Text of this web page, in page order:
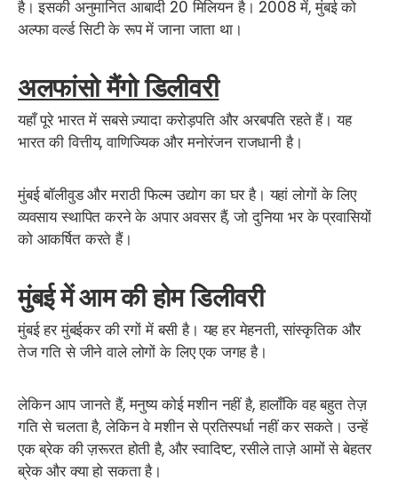
है। इसकी अनुमानित आबादी 20 मिलियन है। 2008 में, मुंबई को
अल्फा वर्ल्ड सिटी के रूप में जाना जाता था।
अलफांसो मैंगो डिलीवरी
यहाँ पूरे भारत में सबसे ज़्यादा करोड़पति और अरबपति रहते हैं। यह
भारत की वित्तीय, वाणिज्यिक और मनोरंजन राजधानी है।
मुंबई बॉलीवुड और मराठी फिल्म उद्योग का घर है। यहां लोगों के लिए
व्यवसाय स्थापित करने के अपार अवसर हैं, जो दुनिया भर के प्रवासियों
को आकर्षित करते हैं।
मुंबई में आम की होम डिलीवरी
मुंबई हर मुंबईकर की रगों में बसी है। यह हर मेहनती, सांस्कृतिक और
तेज गति से जीने वाले लोगों के लिए एक जगह है।
लेकिन आप जानते हैं, मनुष्य कोई मशीन नहीं है, हालाँकि वह बहुत तेज़
गति से चलता है, लेकिन वे मशीन से प्रतिस्पर्धा नहीं कर सकते। उन्हें
एक ब्रेक की ज़रूरत होती है, और स्वादिष्ट, रसीले ताज़े आमों से बेहतर
ब्रेक और क्या हो सकता है।